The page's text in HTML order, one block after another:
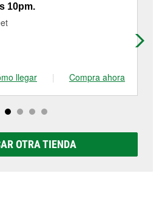
10pm.
llegar | Compra ahora
OTRA TIENDA